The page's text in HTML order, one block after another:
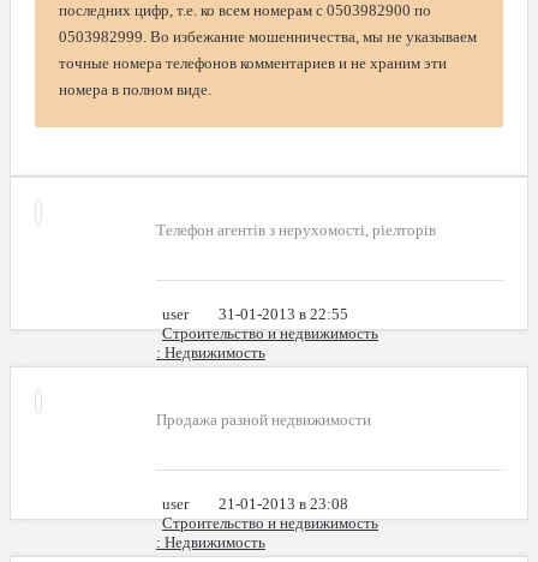
последних цифр, т.е. ко всем номерам с 0503982900 по
0503982999. Во избежание мошенничества, мы не указываем
точные номера телефонов комментариев и не храним эти
номера в полном виде.
Телефон агентів з нерухомості, ріелторів
user
31-01-2013 в 22:55
Строительство и недвижимость
: Недвижимость
Продажа разной недвижимости
user
21-01-2013 в 23:08
Строительство и недвижимость
: Недвижимость